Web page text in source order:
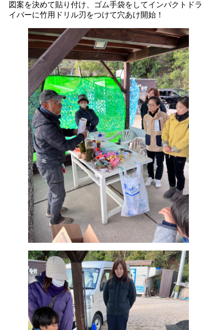
図案を決めて貼り付け、ゴム手袋をしてインパクトドラ
イバーに竹用ドリル刃をつけて穴あけ開始！